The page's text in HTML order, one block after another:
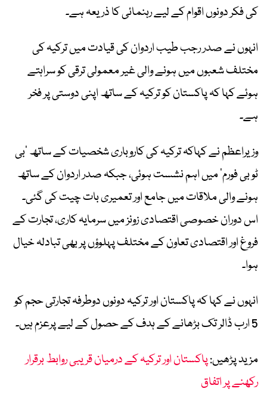
کی فکر دونوں اقوام کے لیے رہنمائی کا ذریعہ ہے۔
انہوں نے صدر رجب طیب اردوان کی قیادت میں ترکیہ کی
مختلف شعبوں میں ہونے والی غیر معمولی ترقی کو سراہتے
ہوئے کہا کہ پاکستان کو ترکیہ کے ساتھ اپنی دوستی پر فخر
ہے۔
وزیراعظم نے کہاکہ ترکیہ کی کاروباری شخصیات کے ساتھ ’بی
ٹو بی فورم‘ میں اہم نشست ہوئی، جبکہ صدر اردوان کے ساتھ
ہونے والی ملاقات میں جامع اور تعمیری بات چیت کی گئی۔
اس دوران خصوصی اقتصادی زونز میں سرمایہ کاری، تجارت کے
فروغ اور اقتصادی تعاون کے مختلف پہلوؤں پر بھی تبادلہ خیال
ہوا۔
انہوں نے کہا کہ پاکستان اور ترکیہ دونوں دوطرفہ تجارتی حجم کو
5 ارب ڈالر تک بڑھانے کے ہدف کے حصول کے لیے پرعزم ہیں۔
مزید پڑھیں:پاکستان اور ترکیہ کے درمیان قریبی روابط برقرار
رکھنے پر اتفاق